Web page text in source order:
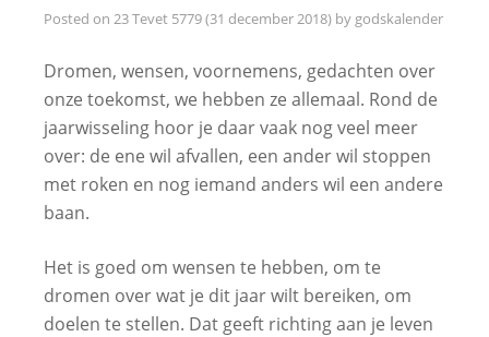
Posted on 23 Tevet 5779 (31 december 2018) by godskalender
Dromen, wensen, voornemens, gedachten over
onze toekomst, we hebben ze allemaal. Rond de
jaarwisseling hoor je daar vaak nog veel meer
over: de ene wil afvallen, een ander wil stoppen
met roken en nog iemand anders wil een andere
baan.
Het is goed om wensen te hebben, om te
dromen over wat je dit jaar wilt bereiken, om
doelen te stellen. Dat geeft richting aan je leven